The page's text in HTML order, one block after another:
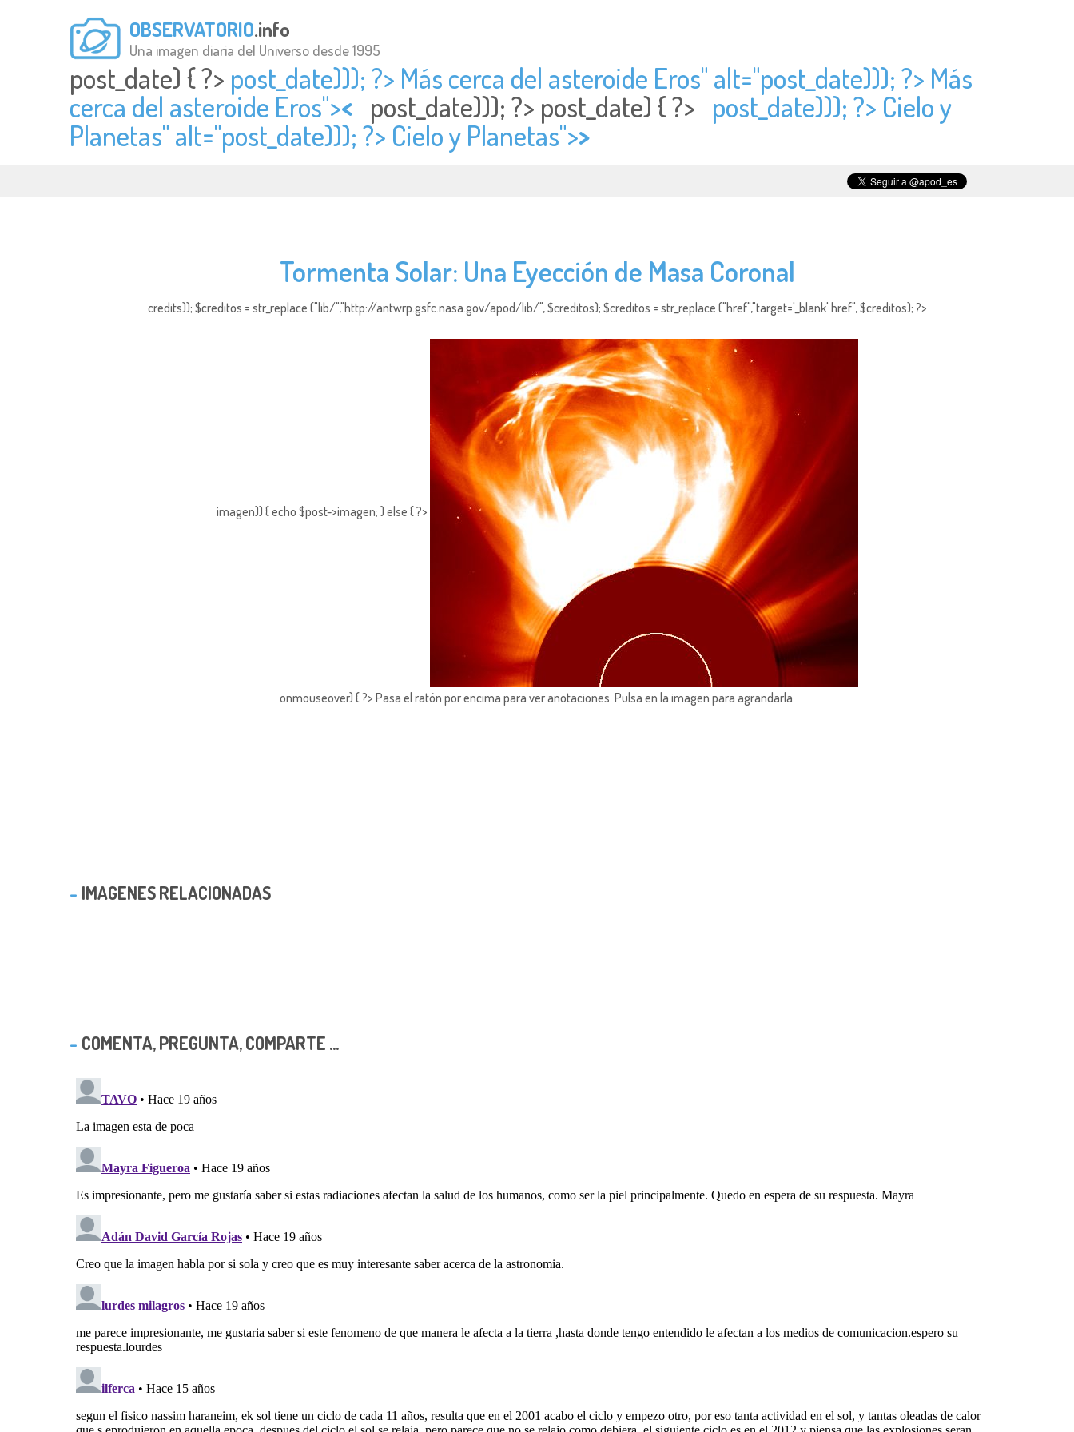
OBSERVATORIO.info
Una imagen diaria del Universo desde 1995
post_date) { ?> post_date))); ?> Más cerca del asteroide Eros" alt="post_date))); ?> Más
cerca del asteroide Eros">< post_date))); ?> post_date) { ?> post_date))); ?> Cielo y
Planetas" alt="post_date))); ?> Cielo y Planetas">>
Tormenta Solar: Una Eyección de Masa Coronal
credits)); $creditos = str_replace ("lib/","http://antwrp.gsfc.nasa.gov/apod/lib/", $creditos); $creditos = str_replace ("href","target='_blank' href", $creditos); ?>
imagen)) { echo $post->imagen; } else { ?>
onmouseover) { ?> Pasa el ratón por encima para ver anotaciones. Pulsa en la imagen para agrandarla.
IMAGENES RELACIONADAS
COMENTA, PREGUNTA, COMPARTE ...